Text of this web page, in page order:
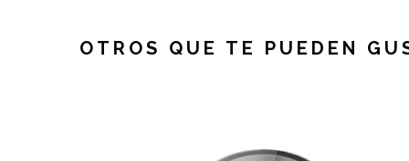
OTROS QUE TE PUEDEN